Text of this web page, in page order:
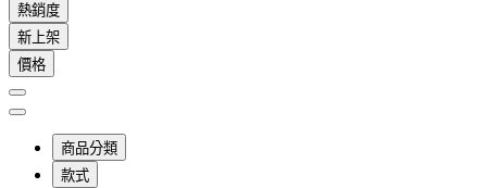
熱銷度
新上架
價格
商品分類
款式